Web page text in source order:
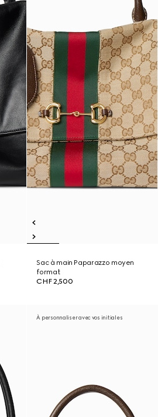
Sac à main Paparazzo moyen
format
CHF 2,500
À personnaliser avec vos initiales